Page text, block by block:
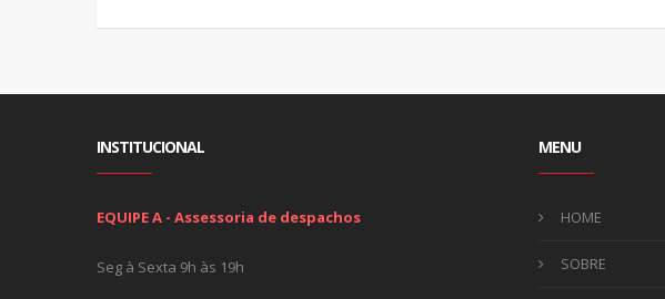
INSTITUCIONAL
EQUIPE A - Assessoria de despachos
Seg à Sexta 9h às 19h
MENU
HOME
SOBRE